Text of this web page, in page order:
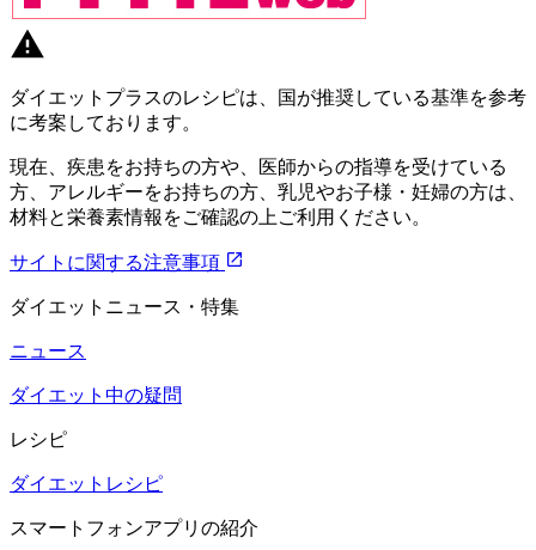
ダイエットプラスのレシピは、国が推奨している基準を参考
に考案しております。
現在、疾患をお持ちの方や、医師からの指導を受けている
方、アレルギーをお持ちの方、乳児やお子様・妊婦の方は、
材料と栄養素情報をご確認の上ご利用ください。
サイトに関する注意事項
ダイエットニュース・特集
ニュース
ダイエット中の疑問
レシピ
ダイエットレシピ
スマートフォンアプリの紹介